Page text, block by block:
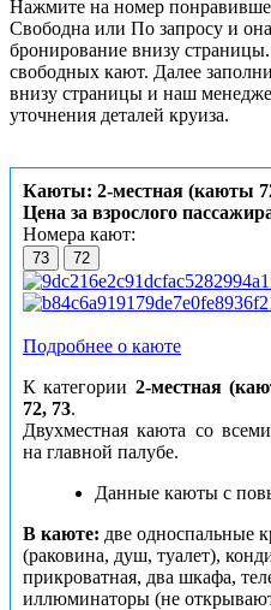
Нажмите на номер
Свободна или По запросу и
бронирование внизу
свободных кают. Далее
внизу страницы и наш
уточнения деталей круиза.
Каюты: 2-местная (каюты
Цена за взрослого
Номера кают:
73 72
Подробнее о каюте
К категории 2-местная
72, 73.
Двухместная каюта со
на главной палубе.
Данные каюты с
В каюте: две односпальные
(раковина, душ, туалет),
прикроватная, два шкафа,
иллюминаторы (не